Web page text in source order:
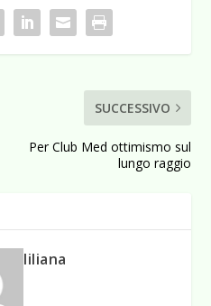
SUCCESSIVO
Per Club Med ottimismo sul
lungo raggio
liliana